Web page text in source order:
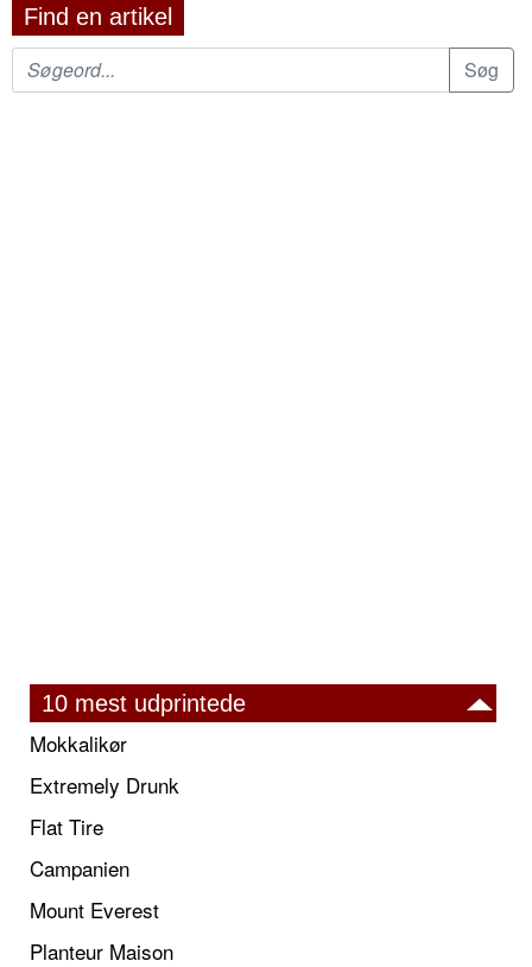
Find en artikel
10 mest udprintede
Mokkalikør
Extremely Drunk
Flat Tire
Campanien
Mount Everest
Planteur Maison